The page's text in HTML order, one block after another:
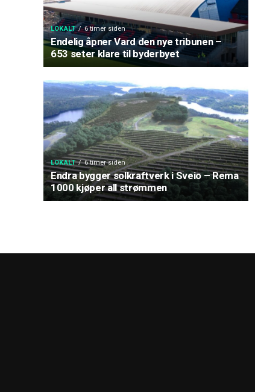
LOKALT 6 timer siden
Endelig åpner Vard den nye tribunen –
653 seter klare til byderbyet
LOKALT 6 timer siden
Endra bygger solkraftverk i Sveio – Rema
1000 kjøper all strømmen